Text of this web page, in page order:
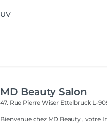
UV
MD Beauty Salon
47, Rue Pierre Wiser Ettelbruck L-
Bienvenue chez MD Beauty , votre